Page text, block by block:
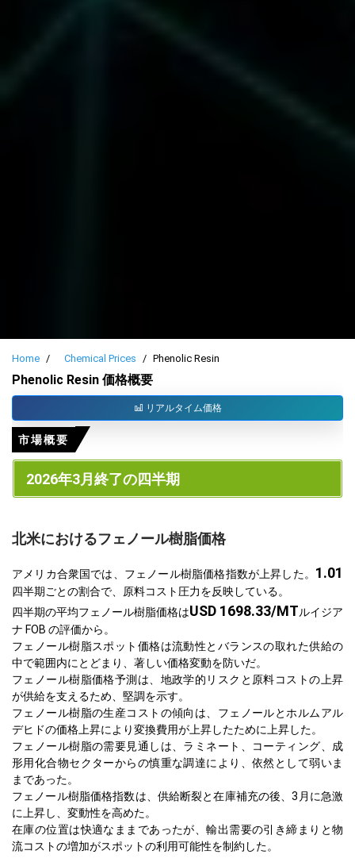
Home Chemical Prices Phenolic Resin
Phenolic Resin 価格概要
リアルタイム価格
市場概要
2026年3月終了の四半期
北米におけるフェノール樹脂価格
アメリカ合衆国では、フェノール樹脂価格指数が上昇した。 1.01
四半期ごとの割合で、原料コスト圧力を反映している。
四半期の平均フェノール樹脂価格はUSD 1698.33/MTルイジア
ナ FOB の評価から。
フェノール樹脂スポット価格は流動性とバランスの取れた供給の
中で範囲内にとどまり、著しい価格変動を防いだ。
フェノール樹脂価格予測は、地政学的リスクと原料コストの上昇
が供給を支えるため、堅調を示す。
フェノール樹脂の生産コストの傾向は、フェノールとホルムアル
デヒドの価格上昇により変換費用が上昇したために上昇した。
フェノール樹脂の需要見通しは、ラミネート、コーティング、成
形用化合物セクターからの慎重な調達により、依然として弱いま
まであった。
フェノール樹脂価格指数は、供給断裂と在庫補充の後、3月に急激
に上昇し、変動性を高めた。
在庫の位置は快適なままであったが、輸出需要の引き締まりと物
流コストの増加がスポットの利用可能性を制約した。